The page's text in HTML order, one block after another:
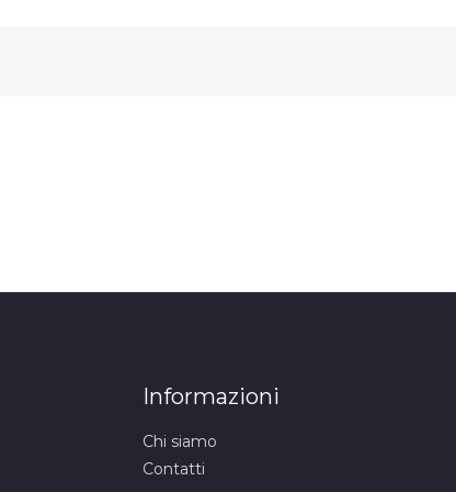
Informazioni
Chi siamo
Contatti